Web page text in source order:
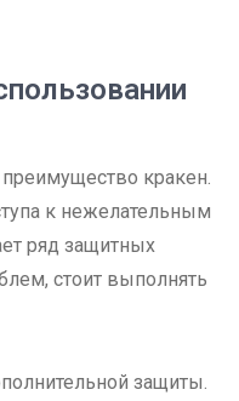
кракен.
к нежелательным
ряд защитных
стоит выполнять
защиты.